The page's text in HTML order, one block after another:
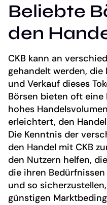
Beliebte
den
CKB kann an
gehandelt werden,
und Verkauf dieses
Börsen bieten oft
hohes
erleichtert, den
Die Kenntnis der
den Handel mit CKB
den Nutzern helfen,
die ihren
und so
günstigen